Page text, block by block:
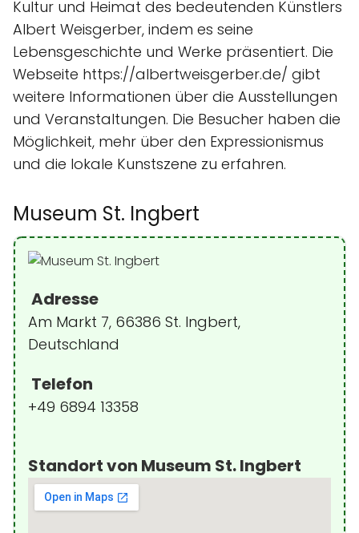
Kultur und Heimat des bedeutenden Künstlers
Albert Weisgerber, indem es seine
Lebensgeschichte und Werke präsentiert. Die
Webseite https://albertweisgerber.de/ gibt
weitere Informationen über die Ausstellungen
und Veranstaltungen. Die Besucher haben die
Möglichkeit, mehr über den Expressionismus
und die lokale Kunstszene zu erfahren.
Museum St. Ingbert
Adresse
Am Markt 7, 66386 St. Ingbert,
Deutschland
Telefon
+49 6894 13358
Standort von Museum St. Ingbert